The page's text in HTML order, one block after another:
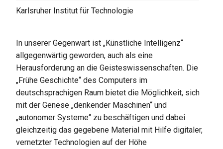
Karlsruher Institut für Technologie
In unserer Gegenwart ist „Künstliche Intelligenz“
allgegenwärtig geworden, auch als eine
Herausforderung an die Geisteswissenschaften. Die
„Frühe Geschichte“ des Computers im
deutschsprachigen Raum bietet die Möglichkeit, sich
mit der Genese „denkender Maschinen“ und
„autonomer Systeme“ zu beschäftigen und dabei
gleichzeitig das gegebene Material mit Hilfe digitaler,
vernetzter Technologien auf der Höhe